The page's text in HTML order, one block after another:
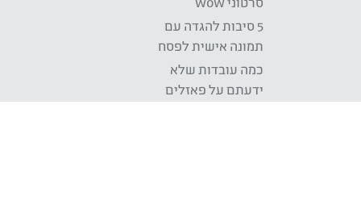
5 סיבות להגדה עם
תמונה אישית לפסח
כמה עובדות שלא
ידעתם על פאזלים